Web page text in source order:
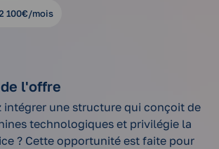
100€/mois
l'offre
intégrer une structure qui conçoit de
technologiques et privilégie la
? Cette opportunité est faite pour